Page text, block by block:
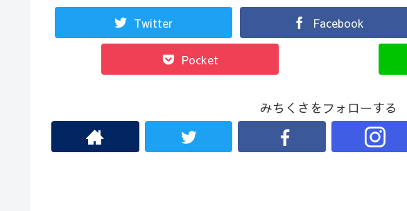
Twitter Facebook
Pocket
みちくさをフォローする